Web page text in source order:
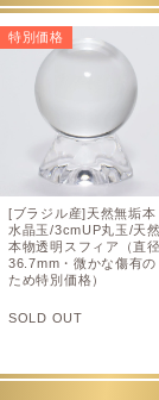
特別価格
[ブラジル産]天然無垢本
水晶玉/3cmUP丸玉/天然
本物透明スフィア（直径
36.7mm・微かな傷有の
ため特別価格）
SOLD OUT